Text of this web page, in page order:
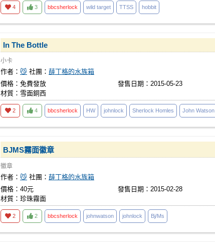
4 3 bbcsherlock wild target TTSS hobbit
In The Bottle
小卡
作者： 😼 社團： 薛丁格的水族箱
價格：免費發放
發售日期：2015-05-23
材質：雪面銅西
2 4 bbcsherlock HW johnlock Sherlock Homles John Watson
BJMS霧面徽章
徽章
作者： 😼 社團： 薛丁格的水族箱
價格：40元
發售日期：2015-02-28
材質：珍珠霧面
2 2 bbcsherlock johnwatson johnlock Bj/Ms